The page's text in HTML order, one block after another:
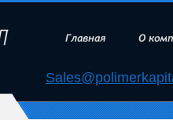
Главная О